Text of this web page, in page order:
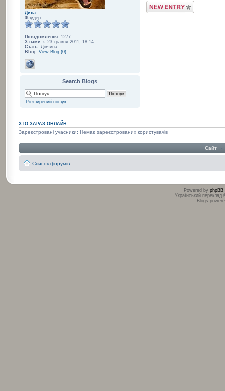
Дина
Флудер
Повідомлення: 1277
З нами з: 23 травня 2011, 18:14
Стать: Дівчина
Blog: View Blog (0)
Search Blogs
Розширений пошук
Post a Blog Entry
ХТО ЗАРАЗ ОНЛАЙН
Зареєстровані учасники: Немає зареєстрованих користувачів
Сайт ‹
Список форумів
Powered by phpBB
Український
Blogs